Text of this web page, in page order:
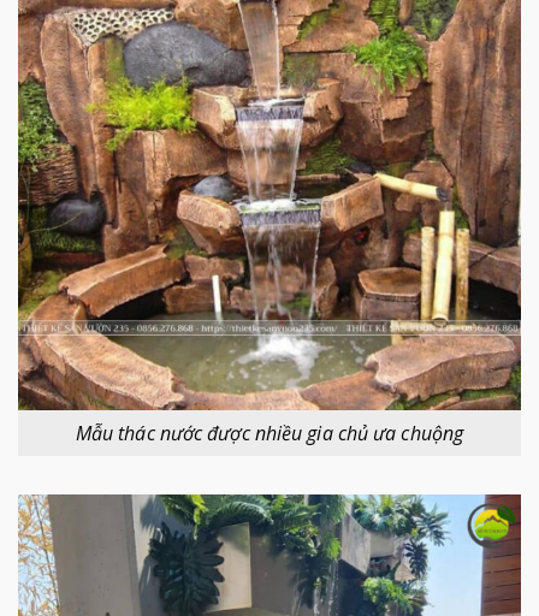
Mẫu thác nước được nhiều gia chủ ưa chuộng